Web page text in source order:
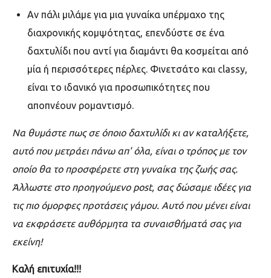
Αν πάλι μιλάμε για μια γυναίκα υπέρμαχο της
διαχρονικής κομψότητας, επενδύστε σε ένα
δαχτυλίδι που αντί για διαμάντι θα κοσμείται από
μία ή περισσότερες πέρλες. Φινετσάτο και classy,
είναι το ιδανικό για προσωπικότητες που
αποπνέουν ρομαντισμό.
Να θυμάστε πως σε όποιο δαχτυλίδι κι αν καταλήξετε,
αυτό που μετράει πάνω απ' όλα, είναι ο τρόπος με τον
οποίο θα το προσφέρετε στη γυναίκα της ζωής σας.
Άλλωστε στο προηγούμενο post, σας δώσαμε ιδέες για
τις πιο όμορφες προτάσεις γάμου. Αυτό που μένει είναι
να εκφράσετε αυθόρμητα τα συναισθήματά σας για
εκείνη!
Καλή επιτυχία!!!